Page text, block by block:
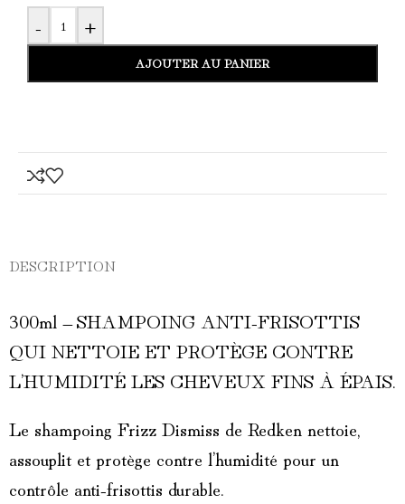
- +
AJOUTER AU PANIER
DESCRIPTION
300ml – SHAMPOING ANTI-FRISOTTIS
QUI NETTOIE ET PROTÈGE CONTRE
L’HUMIDITÉ LES CHEVEUX FINS À ÉPAIS.
Le shampoing Frizz Dismiss de Redken nettoie,
assouplit et protège contre l’humidité pour un
contrôle anti-frisottis durable.